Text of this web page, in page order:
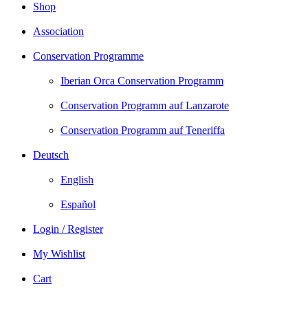
Shop
Association
Conservation Programme
Iberian Orca Conservation Programm
Conservation Programm auf Lanzarote
Conservation Programm auf Teneriffa
Deutsch
English
Español
Login / Register
My Wishlist
Cart